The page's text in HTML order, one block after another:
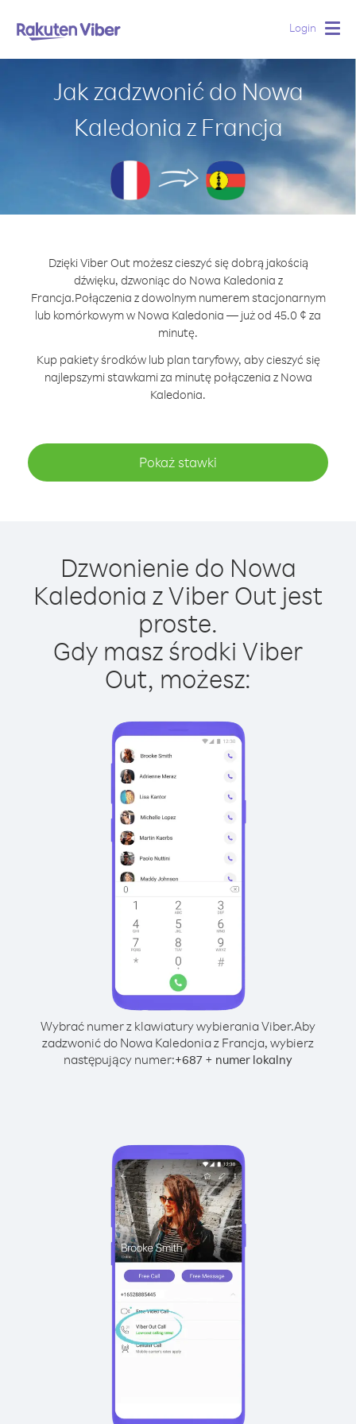
Login
Jak zadzwonić do Nowa
Kaledonia z Francja
Dzięki Viber Out możesz cieszyć się dobrą jakością
dźwięku, dzwoniąc do Nowa Kaledonia z
Francja.Połączenia z dowolnym numerem stacjonarnym
lub komórkowym w Nowa Kaledonia — już od 45.0 ¢ za
minutę.
Kup pakiety środków lub plan taryfowy, aby cieszyć się
najlepszymi stawkami za minutę połączenia z Nowa
Kaledonia.
Pokaż stawki
Dzwonienie do Nowa
Kaledonia z Viber Out jest
proste.
Gdy masz środki Viber
Out, możesz:
Wybrać numer z klawiatury wybierania Viber.Aby
zadzwonić do Nowa Kaledonia z Francja, wybierz
następujący numer:+687 + numer lokalny